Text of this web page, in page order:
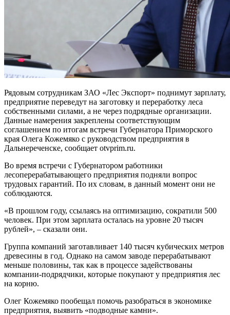
Рядовым сотрудникам ЗАО «Лес Экспорт» поднимут зарплату,
предприятие переведут на заготовку и переработку леса
собственными силами, а не через подрядные организации.
Данные намерения закреплены соответствующим
соглашением по итогам встречи Губернатора Приморского
края Олега Кожемяко с руководством предприятия в
Дальнереченске, сообщает otvprim.ru.
Во время встречи с Губернатором работники
лесоперерабатывающего предприятия подняли вопрос
трудовых гарантий. По их словам, в данный момент они не
соблюдаются.
«В прошлом году, ссылаясь на оптимизацию, сократили 500
человек. При этом зарплата осталась на уровне 20 тысяч
рублей», – сказали они.
Группа компаний заготавливает 140 тысяч кубических метров
древесины в год. Однако на самом заводе перерабатывают
меньше половины, так как в процессе задействованы
компании-подрядчики, которые покупают у предприятия лес
на корню.
Олег Кожемяко пообещал помочь разобраться в экономике
предприятия, выявить «подводные камни».